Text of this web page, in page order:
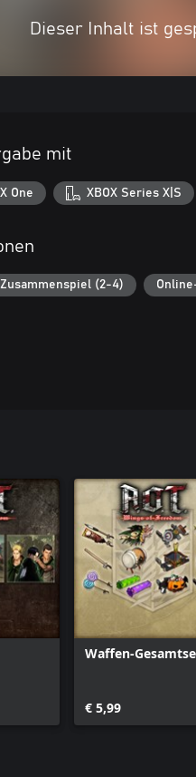
Dieser Inhalt ist
mit
One XBOX Series X|S
(2-4)
Waffen-
€ 5,99